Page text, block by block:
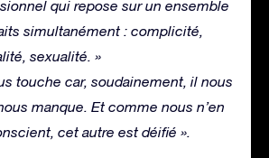
qui repose sur un ensemble
simultanément : complicité,
sexualité. »
touche car, soudainement, il nous
manque. Et comme nous n’en
cet autre est déifié ».